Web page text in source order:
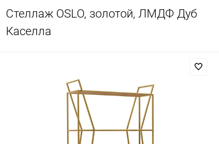
Стеллаж OSLO, золотой, ЛМДФ Дуб
Каселла